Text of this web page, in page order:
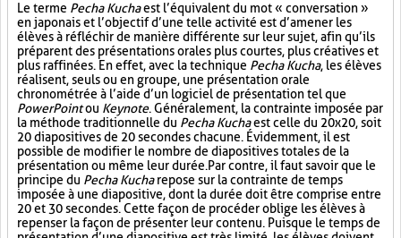
Le terme Pecha Kuchaest l’équivalent du mot « conversation »
en japonais et l’objectif d’une telle activité est d’amener les
élèves à réfléchir de manière différente sur leur sujet, afin qu’ils
préparent des présentations orales plus courtes, plus créatives et
plus raffinées. En effet, avec la technique Pecha Kucha, les élèves
réalisent, seuls ou en groupe, une présentation orale
chronométrée à l’aide d’un logiciel de présentation tel que
PowerPointou Keynote. Généralement, la contrainte imposée par
la méthode traditionnelle du Pecha Kuchaest celle du 20x20, soit
20 diapositives de 20 secondes chacune. Évidemment, il est
possible de modifier le nombre de diapositives totales de la
présentation ou même leur durée. Par contre, il faut savoir que le
principe du Pecha Kucharepose sur la contrainte de temps
imposée à une diapositive, dont la durée doit être comprise entre
20 et 30 secondes. Cette façon de procéder oblige les élèves à
repenser la façon de présenter leur contenu. Puisque le temps de